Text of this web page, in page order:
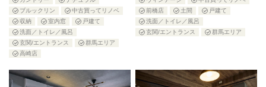
ブルックリン
中古買ってリノベ
収納
室内窓
戸建て
洗面／トイレ／風呂
玄関/エントランス
群馬エリア
高崎店
前橋店
土間
戸建て
洗面／トイレ／風呂
玄関/エントランス
群馬エリア